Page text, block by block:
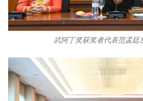
武阿丁奖获奖者代表范孟廷